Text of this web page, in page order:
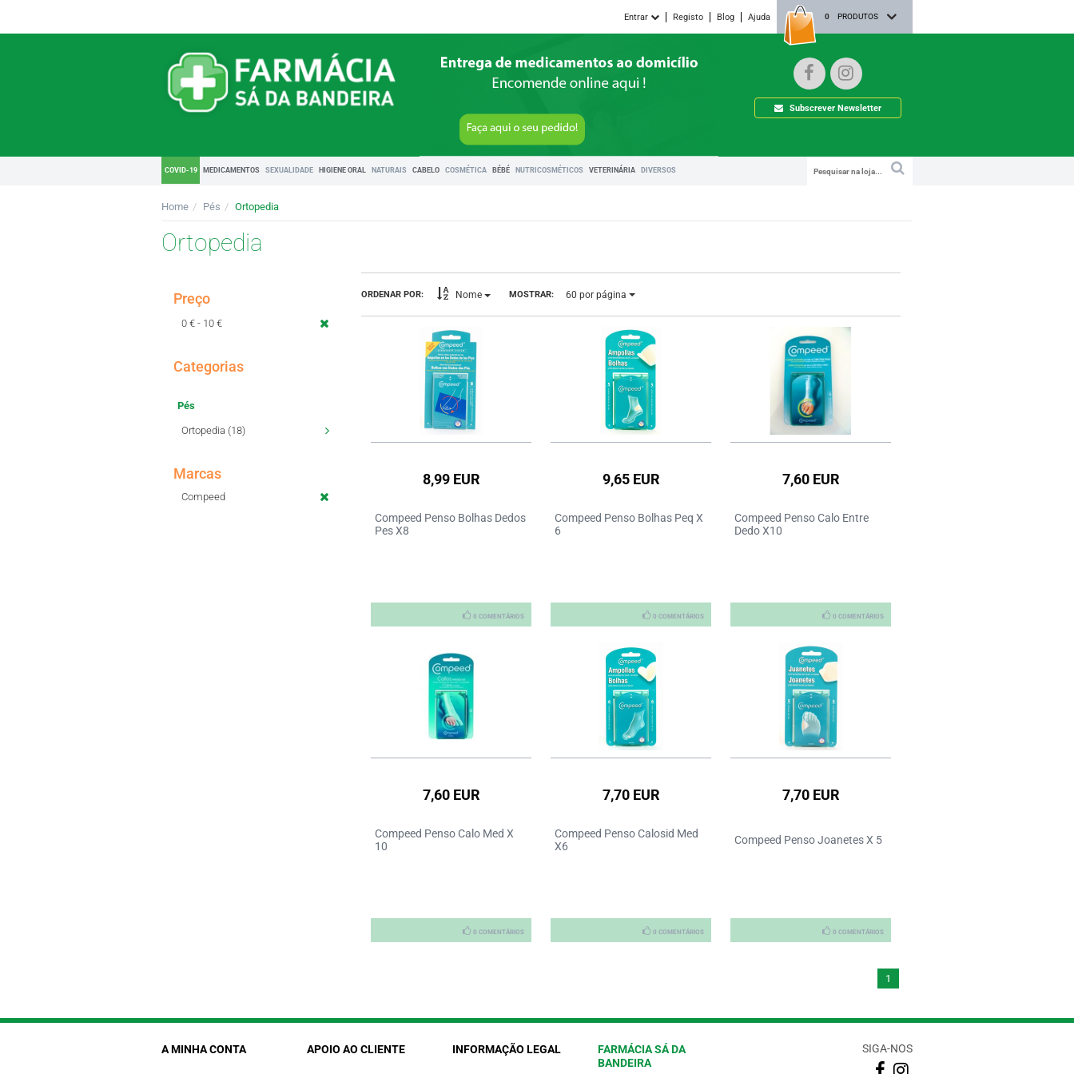
0 PRODUTOS
Entrar Registo Blog Ajuda
Subscrever Newsletter
COVID-19 MEDICAMENTOS SEXUALIDADE HIGIENE ORAL NATURAIS CABELO COSMÉTICA BÉBÉ NUTRICOSMÉTICOS VETERINÁRIA DIVERSOS
Home Pés Ortopedia
Ortopedia
Preço
0 € - 10 €
Categorias
Pés
Ortopedia (18)
Marcas
Compeed
ORDENAR POR: Nome MOSTRAR: 60 por página
8,99 EUR
Compeed Penso Bolhas Dedos
Pes X8
0 COMENTÁRIOS
9,65 EUR
Compeed Penso Bolhas Peq X
6
0 COMENTÁRIOS
7,60 EUR
Compeed Penso Calo Entre
Dedo X10
0 COMENTÁRIOS
7,60 EUR
Compeed Penso Calo Med X
10
0 COMENTÁRIOS
7,70 EUR
Compeed Penso Calosid Med
X6
0 COMENTÁRIOS
7,70 EUR
Compeed Penso Joanetes X 5
0 COMENTÁRIOS
1
A MINHA CONTA APOIO AO CLIENTE INFORMAÇÃO LEGAL
FARMÁCIA SÁ DA
BANDEIRA
SIGA-NOS